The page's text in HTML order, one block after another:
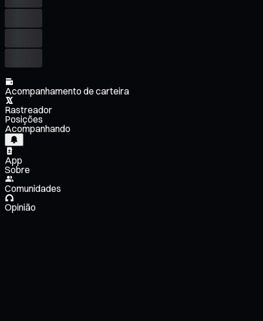
Acompanhamento de carteira
Rastreador
Posições
Acompanhando
App
Sobre
Comunidades
Opinião